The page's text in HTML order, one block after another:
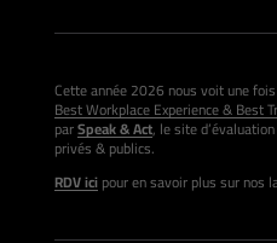
Cette année 2026 nous voit une
Best Workplace Experience & Best
parSpeak & Act, le site
privés & publics.
RDV icipour en savoir plus sur nos